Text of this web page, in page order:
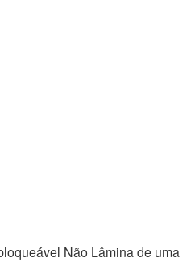
Não Lâmina de uma